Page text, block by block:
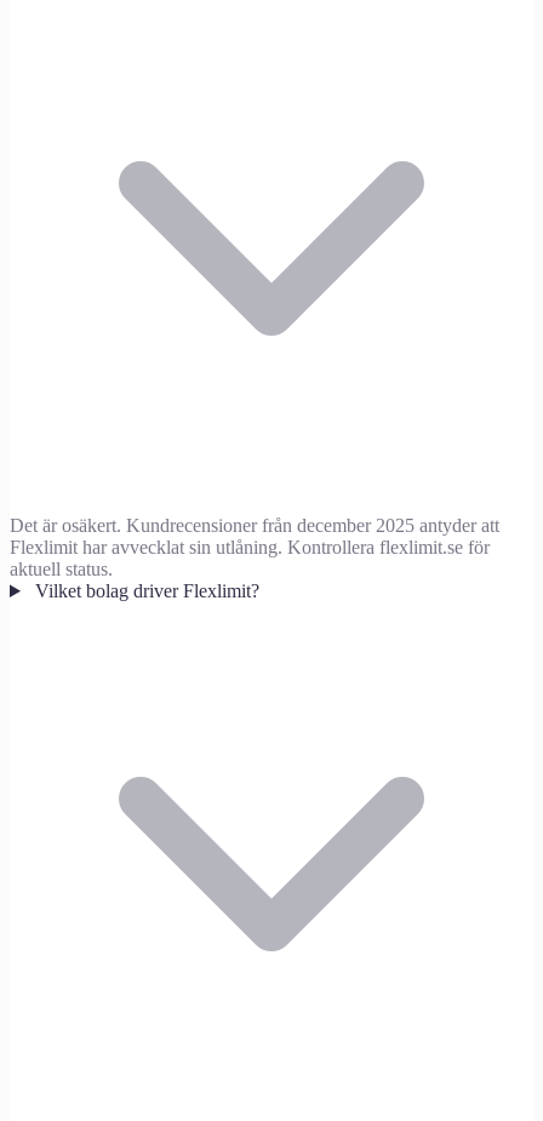
Det är osäkert. Kundrecensioner från december 2025 antyder att
Flexlimit har avvecklat sin utlåning. Kontrollera flexlimit.se för
aktuell status.
Vilket bolag driver Flexlimit?